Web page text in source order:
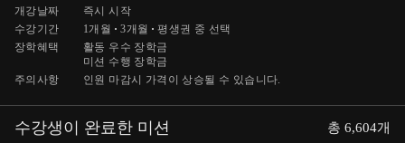
개강날짜
즉시 시작
수강기간
1개월 3개월 평생권 중 선택
장학혜택
활동 우수 장학금
미션 수행 장학금
주의사항
인원 마감시 가격이 상승될 수 있습니다.
수강생이 완료한 미션 총 6,604개